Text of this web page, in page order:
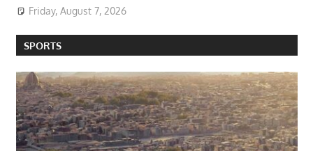
Friday, August 7, 2026
SPORTS